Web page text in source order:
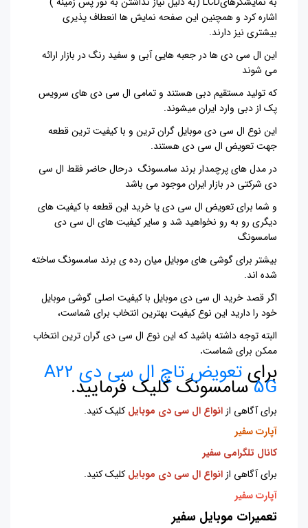
اشاره کرد و همچنین این صفحه نمایش ها انعطاف پذیری
بیشتری نیز دارند.
این ال سی دی ها در جعبه هایی آبی و سفید رنگ در بازار ارائه
می شوند
که تولید مستقیم دبی هستند و تمامی ال سی دی های سرویس
پک از دبی وارد ایران میشوند.
این نوع ال سی دی موبایل گران ترین و با کیفیت ترین قطعه
جهت تعویض ال سی دی هستند.
در مدل های پرچمدار برند سامسونگ درحال حاضر فقط ال سی
دی شرکتی در بازار ایران موجود می باشد
و شما برای تعویض ال سی دی یا خرید این قطعه با کیفیت های
دیگری رو به رو نخواهید شد و سایر کیفیت های ال سی دی
سامسونگ
بیشتر برای گوشی های موبایل میان رده ی برند سامسونگ ساخته
شده اند.
اگر قصد خرید ال سی دی موبایل با کیفیت اصلی گوشی موبایل
خود را دارید این نوع کیفیت بهترین انتخاب برای شماست،
البته توجه داشته باشید که این نوع ال سی دی گران ترین انتخاب
ممکن برای شماست.
برای تعویض تاچ ال سی دی A22
5Gسامسونگ کلیک فرمایید.
برای آگاهی از انواع ال سی دی موبایل کلیک کنید.
آپارت سفیر
کانال تلگرامی سفیر
برای آگاهی از انواع ال سی دی موبایل کلیک کنید.
آپارت سفیر
تعمیرات موبایل سفیر